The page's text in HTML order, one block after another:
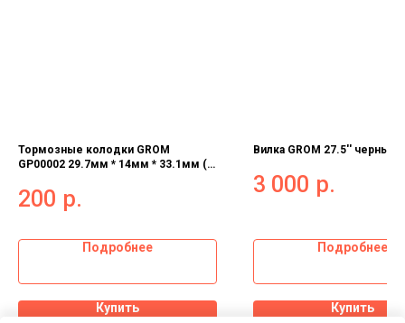
Тормозные колодки GROM
GP00002 29.7мм * 14мм * 33.1мм (1
200 р.
Подробнее
Купить
Вилка GROM 27.5'' черный
3 000 р.
Подробнее
Купить